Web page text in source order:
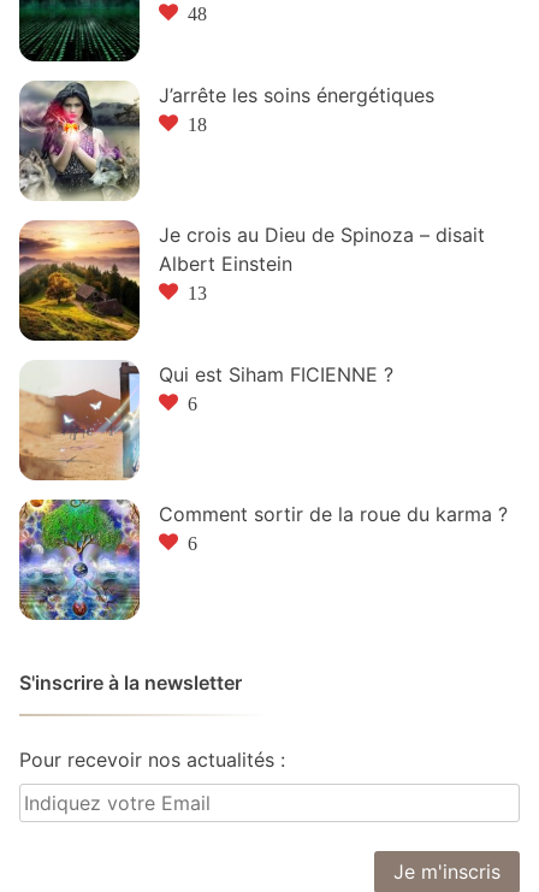
48
J’arrête les soins énergétiques
18
Je crois au Dieu de Spinoza – disait
Albert Einstein
13
Qui est Siham FICIENNE ?
6
Comment sortir de la roue du karma ?
6
S'inscrire à la newsletter
Pour recevoir nos actualités :